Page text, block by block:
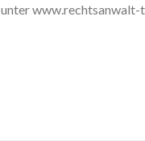
www.rechtsanwalt-